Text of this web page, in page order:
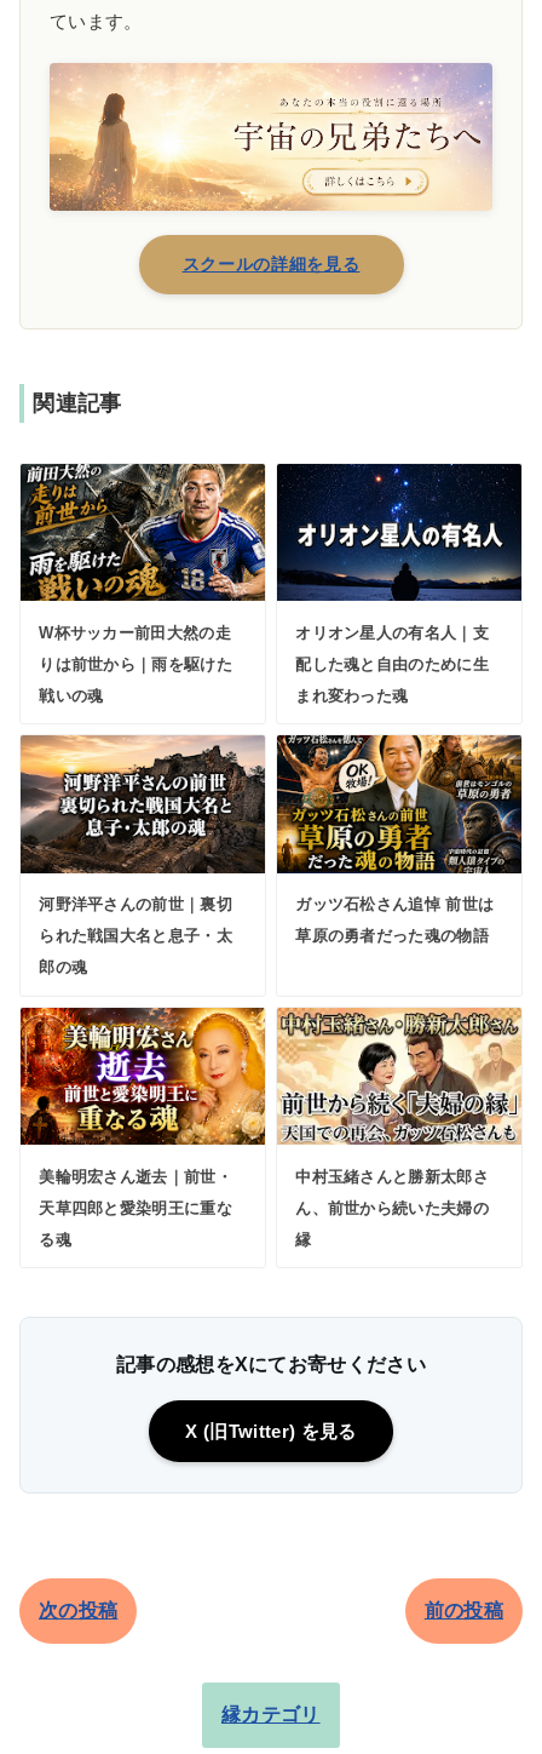
ています。
スクールの詳細を見る
関連記事
W杯サッカー前田大然の走
りは前世から｜雨を駆けた
戦いの魂
オリオン星人の有名人｜支
配した魂と自由のために生
まれ変わった魂
河野洋平さんの前世｜裏切
られた戦国大名と息子・太
郎の魂
ガッツ石松さん追悼 前世は
草原の勇者だった魂の物語
美輪明宏さん逝去｜前世・
天草四郎と愛染明王に重な
る魂
中村玉緒さんと勝新太郎さ
ん、前世から続いた夫婦の
縁
記事の感想をXにてお寄せください
X (旧Twitter) を見る
次の投稿 前の投稿
縁カテゴリ